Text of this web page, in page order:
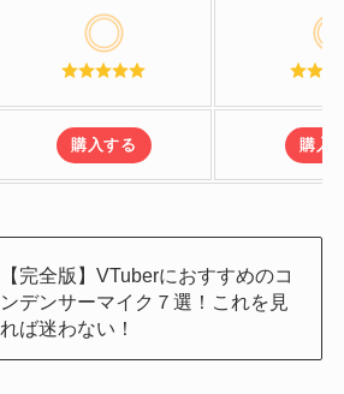
購入する 購入
【完全版】VTuberにおすすめのコ
ンデンサーマイク７選！これを見
れば迷わない！